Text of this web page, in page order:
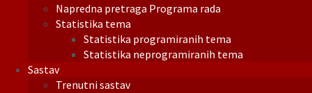
Napredna pretraga Programa rada
Statistika tema
Statistika programiranih tema
Statistika neprogramiranih tema
Sastav
Trenutni sastav